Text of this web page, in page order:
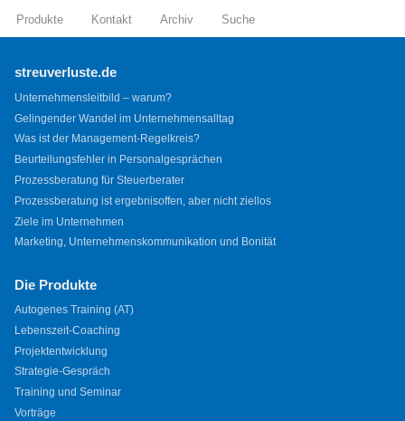
Produkte Kontakt Archiv Suche
streuverluste.de
Unternehmensleitbild – warum?
Gelingender Wandel im Unternehmensalltag
Was ist der Management-Regelkreis?
Beurteilungsfehler in Personalgesprächen
Prozessberatung für Steuerberater
Prozessberatung ist ergebnisoffen, aber nicht ziellos
Ziele im Unternehmen
Marketing, Unternehmenskommunikation und Bonität
Die Produkte
Autogenes Training (AT)
Lebenszeit-Coaching
Projektentwicklung
Strategie-Gespräch
Training und Seminar
Vorträge